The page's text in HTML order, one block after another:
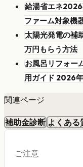
給湯省エネ
ファーム対象機
太陽光発電の補
万円もらう方法
お風呂リフォー
用ガイド 2026
関連ページ
補助金診断 よくある
ご注意